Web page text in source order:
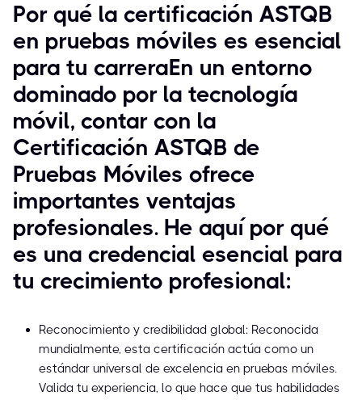
Por qué la certificación ASTQB
en pruebas móviles es esencial
para tu carreraEn un entorno
dominado por la tecnología
móvil, contar con la
Certificación ASTQB de
Pruebas Móviles ofrece
importantes ventajas
profesionales. He aquí por qué
es una credencial esencial para
tu crecimiento profesional:
Reconocimiento y credibilidad global: Reconocida
mundialmente, esta certificación actúa como un
estándar universal de excelencia en pruebas móviles.
Valida tu experiencia, lo que hace que tus habilidades